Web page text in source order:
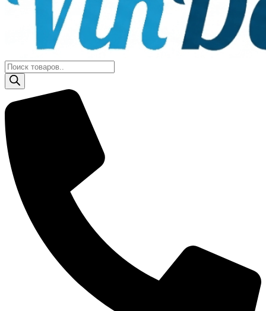
Поиск
товаров